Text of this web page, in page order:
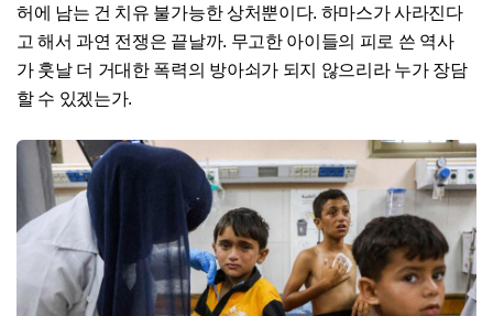
허에 남는 건 치유 불가능한 상처뿐이다. 하마스가 사라진다
고 해서 과연 전쟁은 끝날까. 무고한 아이들의 피로 쓴 역사
가 훗날 더 거대한 폭력의 방아쇠가 되지 않으리라 누가 장담
할 수 있겠는가.